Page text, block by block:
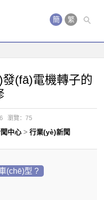
簡
繁
(fā)電機轉子的
瀏覽：75
中心> 行業(yè)新聞
(chē)型 ?